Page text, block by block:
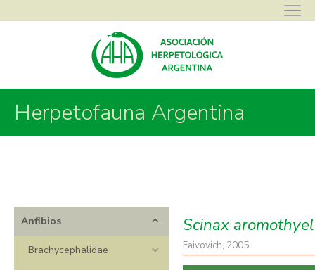
Asociación Herpetológica Argentina Herpetofauna Argentina
Anfibios> Hylidae> Scinax > Scinax aromothyella
Herpetofauna Argentina
Anfibios
Brachycephalidae
Scinax
Faivovich, 2005